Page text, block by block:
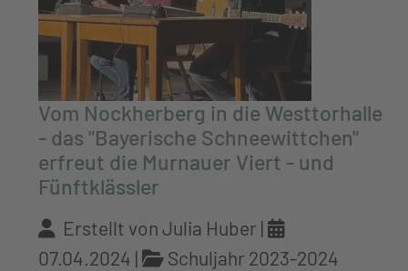
Vom Nockherberg in die Westtorhalle
- das "Bayerische Schneewittchen"
erfreut die Murnauer Viert - und
Fünftklässler
Erstellt von Julia Huber |
07.04.2024 | Schuljahr 2023-2024